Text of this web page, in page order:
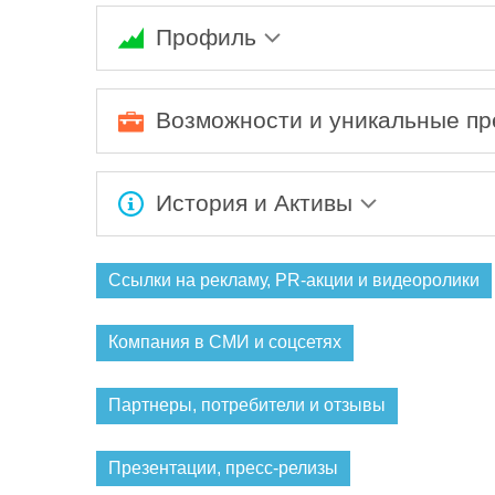
Профиль
Возможности и уникальные
История и Активы
Ссылки на рекламу, PR-акции и видеоролики
Компания в СМИ и соцсетях
Партнеры, потребители и отзывы
Презентации, пресс-релизы